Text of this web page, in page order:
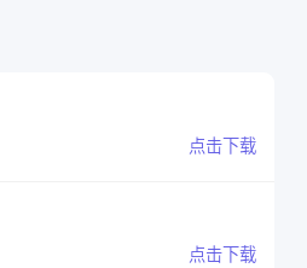
点击下载
点击下载